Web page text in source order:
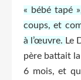
« bébé tapé
coups, et
à l’œuvre. Le
père battait
6 mois, et